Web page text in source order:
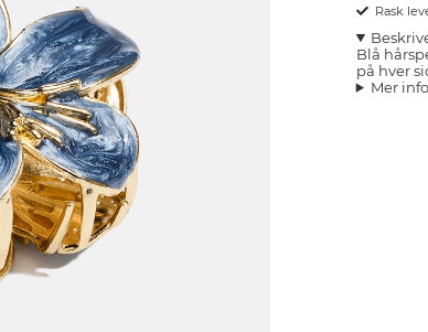
Rask
Blå
på hver
Mer